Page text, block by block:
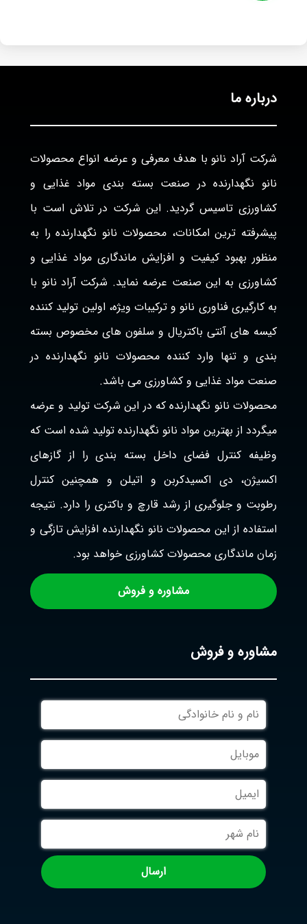
درباره ما
شرکت آراد نانو با هدف معرفی و عرضه انواع محصولات
نانو نگهدارنده در صنعت بسته بندی مواد غذایی و
کشاورزی تاسیس گردید. این شرکت در تلاش است با
پیشرفته ترین امکانات، محصولات نانو نگهدارنده را به
منظور بهبود کیفیت و افزایش ماندگاری مواد غذایی و
کشاورزی به این صنعت عرضه نماید. شرکت آراد نانو با
به کارگیری فناوری نانو و ترکیبات ویژه، اولین تولید کننده
کیسه های آنتی باکتریال و سلفون های مخصوص بسته
بندی و تنها وارد کننده محصولات نانو نگهدارنده در
صنعت مواد غذایی و کشاورزی می باشد.
محصولات نانو نگهدارنده که در این شرکت تولید و عرضه
میگردد از بهترین مواد نانو نگهدارنده تولید شده است که
وظیفه کنترل فضای داخل بسته بندی را از گازهای
اکسیژن، دی اکسیدکربن و اتیلن و همچنین کنترل
رطوبت و جلوگیری از رشد قارچ و باکتری را دارد. نتیجه
استفاده از این محصولات نانو نگهدارنده افزایش تازگی و
زمان ماندگاری محصولات کشاورزی خواهد بود.
مشاوره و فروش
مشاوره و فروش
نام
و
نام
خانوادگی
موبایل
ایمیل
نام
شهر